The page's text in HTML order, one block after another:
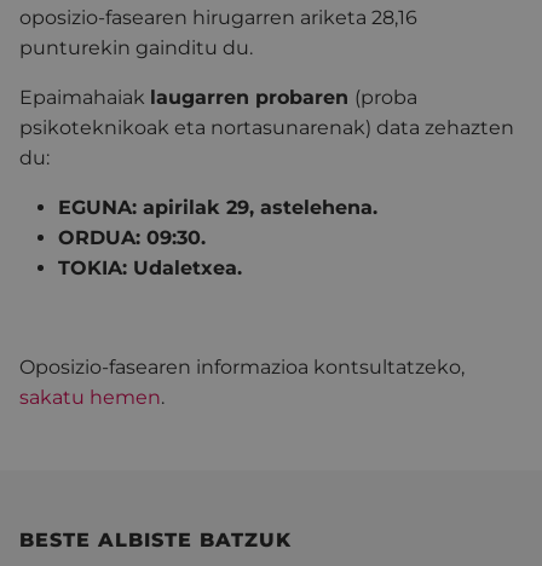
oposizio-fasearen hirugarren ariketa 28,16
punturekin gainditu du.
Epaimahaiak laugarren probaren (proba
psikoteknikoak eta nortasunarenak) data zehazten
du:
EGUNA: apirilak 29, astelehena.
ORDUA: 09:30.
TOKIA: Udaletxea.
Oposizio-fasearen informazioa kontsultatzeko,
sakatu hemen.
BESTE ALBISTE BATZUK